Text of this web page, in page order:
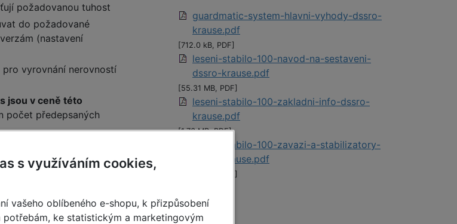
požadovanou tuhost
do požadované
(nastavení
pro vyrovnání nerovností
jsou v ceně této
počet předepsaných
stabilizátorů, jsou
guardmatic-system-hlavni-vyhody-dssro-
krause.pdf
[712.0 kB, PDF]
leseni-stabilo-100-navod-na-sestaveni-
dssro-krause.pdf
[55.31 MB, PDF]
leseni-stabilo-100-zakladni-info-dssro-
krause.pdf
[1.76 MB, PDF]
leseni-stabilo-100-zavazi-a-stabilizatory-
dssro-krause.pdf
[14.55 MB, PDF]
s využíváním cookies,
vašeho oblíbeného e-shopu, k přizpůsobení
potřebám, ke statistickým a marketingovým